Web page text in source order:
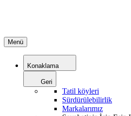
Menü
Konaklama
Geri
Tatil köyleri
Sürdürülebilirlik
Markalarımız